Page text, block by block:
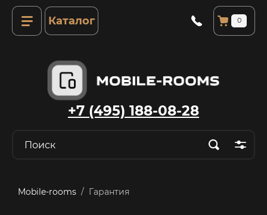
0
Каталог
+7 (495) 188-08-28
Mobile-rooms /  Гарантия